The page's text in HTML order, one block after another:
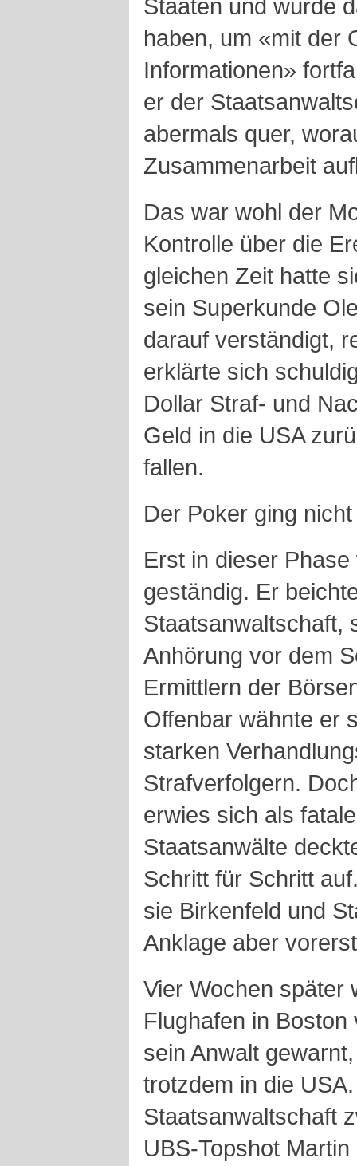
Staaten und würde
haben, um «mit der
Informationen»
er der
abermals quer,
Zusammenarbeit
Das war wohl der
Kontrolle über die
gleichen Zeit hatte
sein Superkunde
darauf verständigt,
erklärte sich
Dollar Straf- und
Geld in die USA
fallen.
Der Poker ging
Erst in dieser
geständig. Er
Staatsanwaltschaft,
Anhörung vor dem
Ermittlern der
Offenbar wähnte er
starken
Strafverfolgern.
erwies sich als
Staatsanwälte
Schritt für Schritt
sie Birkenfeld und
Anklage aber
Vier Wochen später
Flughafen in
sein Anwalt
trotzdem in die
Staatsanwaltschaft
UBS-Topshot